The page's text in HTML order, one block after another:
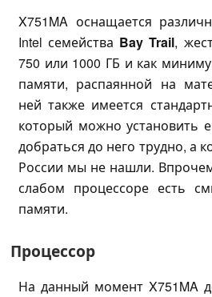
X751MA оснащается
Intel семейства Bay Trail,
750 или 1000 ГБ и как
памяти, распаянной на
ней также имеется
который можно установить
добраться до него трудно, а
России мы не нашли.
слабом процессоре есть
памяти.
Процессор
На данный момент X751MA